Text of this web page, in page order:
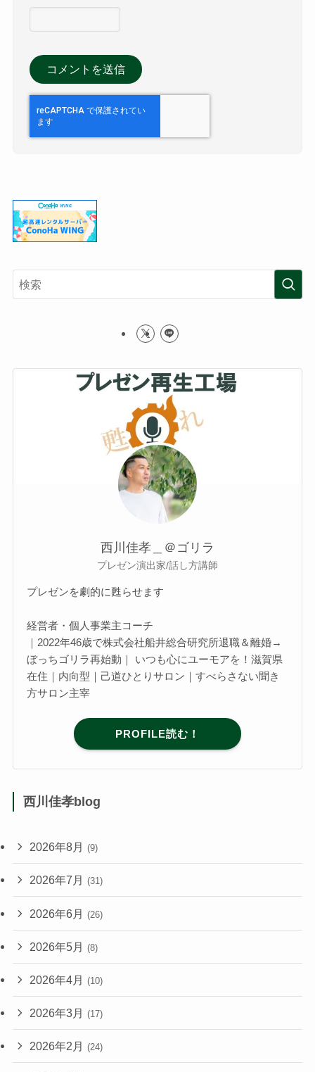
西川佳孝＿＠ゴリラ
プレゼン演出家/話し方講師
プレゼンを劇的に甦らせます
経営者・個人事業主コーチ
｜2022年46歳で株式会社船井総合研究所退職＆離婚→
ぼっちゴリラ再始動｜ いつも心にユーモアを！滋賀県
在住｜内向型｜己道ひとりサロン｜すべらさない聞き
方サロン主宰
PROFILE読む！
西川佳孝blog
2026年8月 (9)
2026年7月 (31)
2026年6月 (26)
2026年5月 (8)
2026年4月 (10)
2026年3月 (17)
2026年2月 (24)